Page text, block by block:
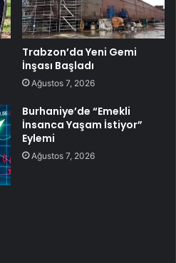
Trabzon’da Yeni Gemi
İnşası Başladı
Ağustos 7, 2026
Burhaniye’de “Emekli
İnsanca Yaşam İstiyor”
Eylemi
Ağustos 7, 2026